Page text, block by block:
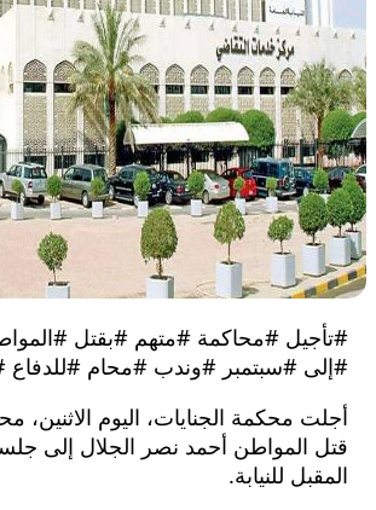
#محاكمة #متهم #بقتل #المواطن
#سبتمبر #وندب #محام #للدفاع #عنه
محكمة الجنايات، اليوم الاثنين، محاكمة
قتل المواطن
للنيابة.